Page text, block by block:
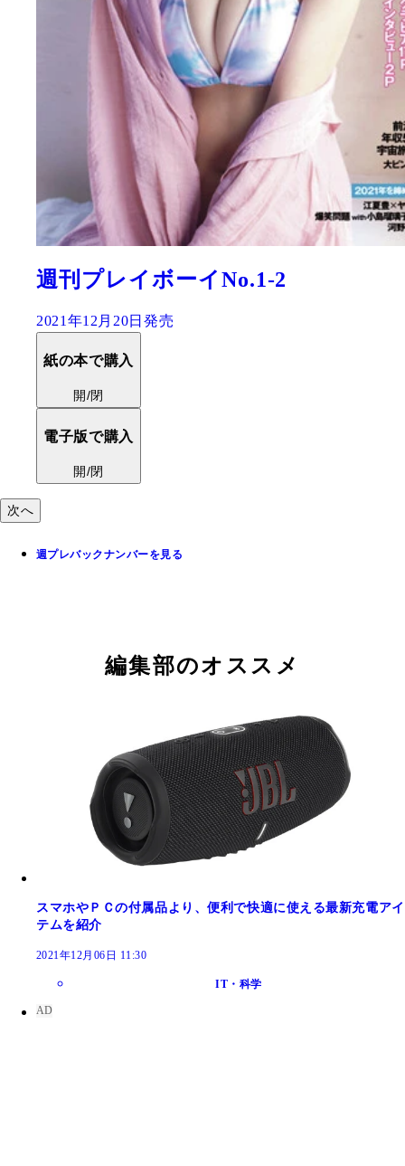
週刊プレイボーイNo.1-2
2021年12月20日発売
紙の本で購入
開/閉
電子版で購入
開/閉
次へ
週プレバックナンバーを見る
編集部のオススメ
スマホやＰＣの付属品より、便利で快適に使える最新充電アイ
テムを紹介
2021年12月06日 11:30
IT・科学